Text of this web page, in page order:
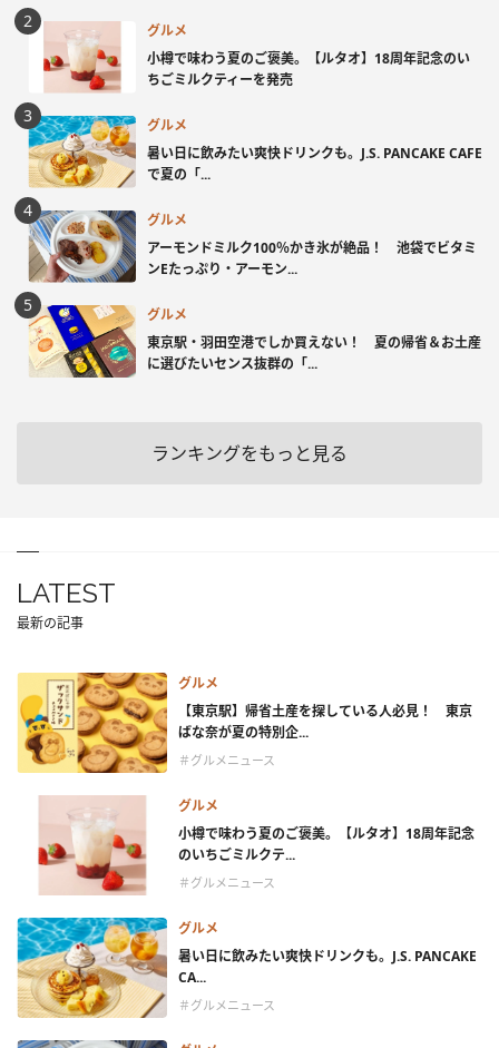
グルメ
小樽で味わう夏のご褒美。【ルタオ】18周年記念のい
ちごミルクティーを発売
グルメ
暑い日に飲みたい爽快ドリンクも。J.S. PANCAKE CAFE
で夏の「...
グルメ
アーモンドミルク100％かき氷が絶品！ 池袋でビタミ
ンEたっぷり・アーモン...
グルメ
東京駅・羽田空港でしか買えない！ 夏の帰省＆お土産
に選びたいセンス抜群の「...
ランキングをもっと見る
LATEST
最新の記事
グルメ
【東京駅】帰省土産を探している人必見！ 東京
ばな奈が夏の特別企...
＃グルメニュース
グルメ
小樽で味わう夏のご褒美。【ルタオ】18周年記念
のいちごミルクテ...
＃グルメニュース
グルメ
暑い日に飲みたい爽快ドリンクも。J.S. PANCAKE
CA...
＃グルメニュース